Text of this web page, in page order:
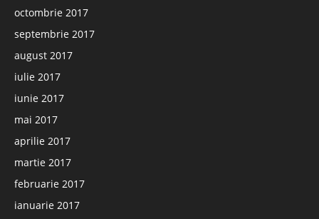
octombrie 2017
septembrie 2017
august 2017
iulie 2017
iunie 2017
mai 2017
aprilie 2017
martie 2017
februarie 2017
ianuarie 2017